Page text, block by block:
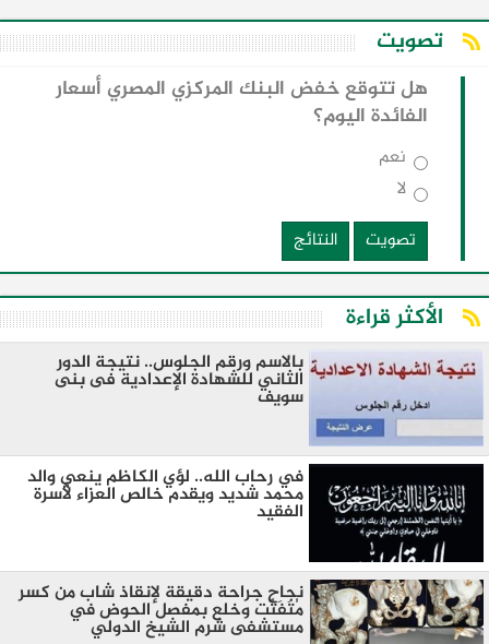
تصويت
هل تتوقع خفض البنك المركزي المصري أسعار
الفائدة اليوم؟
نعم
لا
تصويت
النتائج
الأكثر قراءة
بالاسم ورقم الجلوس.. نتيجة الدور
الثاني للشهادة الإعدادية فى بنى
سويف
في رحاب الله.. لؤي الكاظم ينعي والد
محمد شديد ويقدم خالص العزاء لأسرة
الفقيد
نجاح جراحة دقيقة لإنقاذ شاب من كسر
مُتَفَتِّت وخلع بمفصل الحوض في
مستشفى شرم الشيخ الدولي